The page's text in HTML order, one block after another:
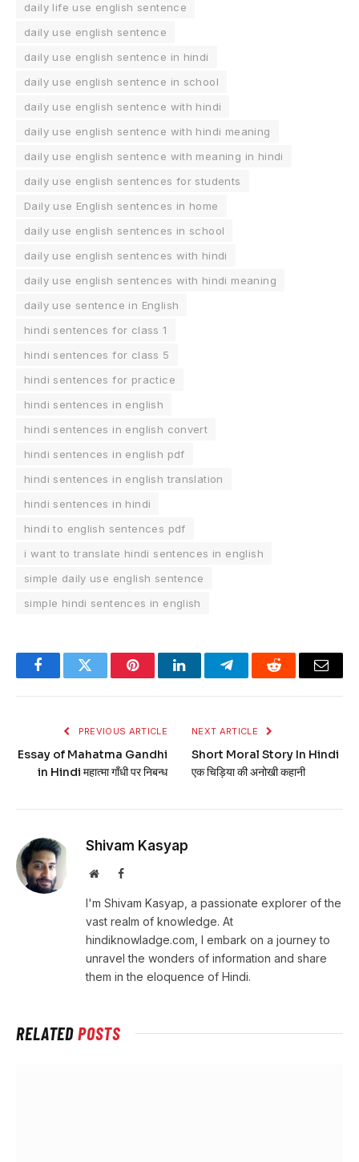
daily life use english sentence
daily use english sentence
daily use english sentence in hindi
daily use english sentence in school
daily use english sentence with hindi
daily use english sentence with hindi meaning
daily use english sentence with meaning in hindi
daily use english sentences for students
Daily use English sentences in home
daily use english sentences in school
daily use english sentences with hindi
daily use english sentences with hindi meaning
daily use sentence in English
hindi sentences for class 1
hindi sentences for class 5
hindi sentences for practice
hindi sentences in english
hindi sentences in english convert
hindi sentences in english pdf
hindi sentences in english translation
hindi sentences in hindi
hindi to english sentences pdf
i want to translate hindi sentences in english
simple daily use english sentence
simple hindi sentences in english
FacebookTwitter PinterestLinkedInTelegramReddit Email
PREVIOUS ARTICLE
Essay of Mahatma Gandhi
in Hindi महात्मा गाँधी पर निबन्ध
NEXT ARTICLE
Short Moral Story In Hindi
एक चिड़िया की अनोखी कहानी
Shivam Kasyap
WebsiteFacebook
I'm Shivam Kasyap, a passionate explorer of the
vast realm of knowledge. At
hindiknowladge.com, I embark on a journey to
unravel the wonders of information and share
them in the eloquence of Hindi.
RELATEDPOSTS